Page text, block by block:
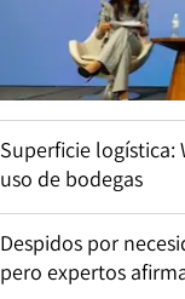
Superficie logística:
uso de bodegas
Despidos por
pero expertos